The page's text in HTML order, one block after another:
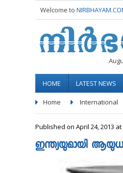
Welcome to
HOME LATEST NEWS
Home International
Published on April 24, 2013 at
ഇന്ത്യയുമായി